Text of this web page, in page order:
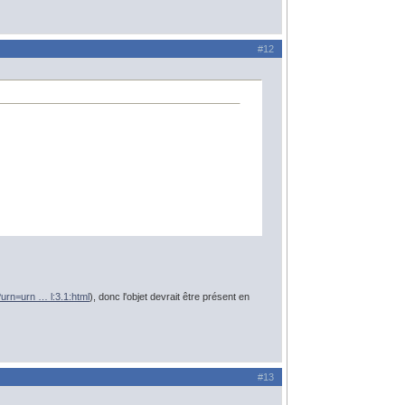
#12
… l:3.1:html), donc l'objet devrait être présent en
#13